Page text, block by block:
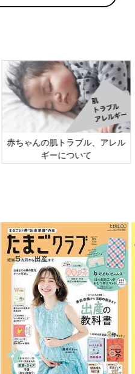
大ヒット漫画を作る極
意！【御手洗直子のコ
マダム日記 ＃140】
赤ちゃんの肌トラブル、アレル
ギーについて